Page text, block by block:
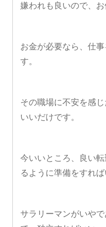
嫌われも良いので、お
お金が必要なら、仕
す。
その職場に不安を感
いいだけです。
今いいところ、良い
るように準備をすれば
サラリーマンがいや